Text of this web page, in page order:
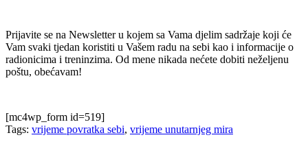
Prijavite se na Newsletter u kojem sa Vama djelim sadržaje koji će
Vam svaki tjedan koristiti u Vašem radu na sebi kao i informacije o
radionicima i treninzima. Od mene nikada nećete dobiti neželjenu
poštu, obećavam!
[mc4wp_form id=519]
Tags: vrijeme povratka sebi, vrijeme unutarnjeg mira